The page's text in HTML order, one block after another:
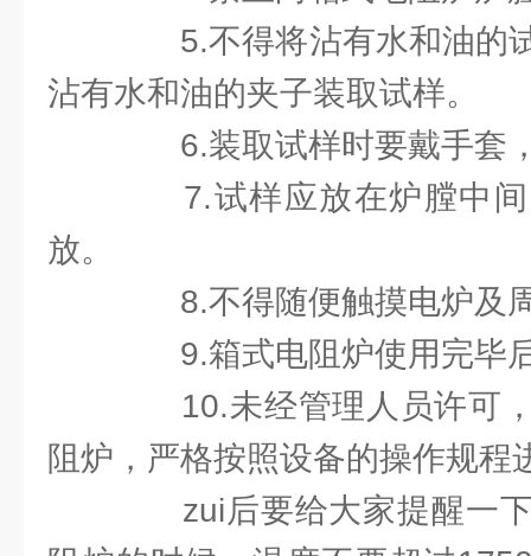
5.不得将沾有水和油的
沾有水和油的夹子装取试样。
6.装取试样时要戴手套
7.试样应放在炉膛中间
放。
8.不得随便触摸电炉及
9.箱式电阻炉使用完毕
10.未经管理人员许可，
阻炉，严格按照设备的操作规程
zui后要给大家提醒一下